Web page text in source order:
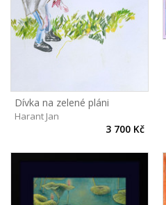
Dívka na zelené pláni
Harant Jan
3 700 Kč